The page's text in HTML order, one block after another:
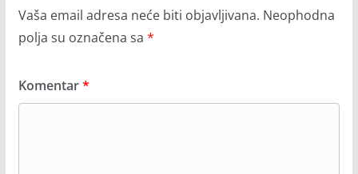
Vaša email adresa neće biti objavljivana. Neophodna
polja su označena sa *
Komentar*